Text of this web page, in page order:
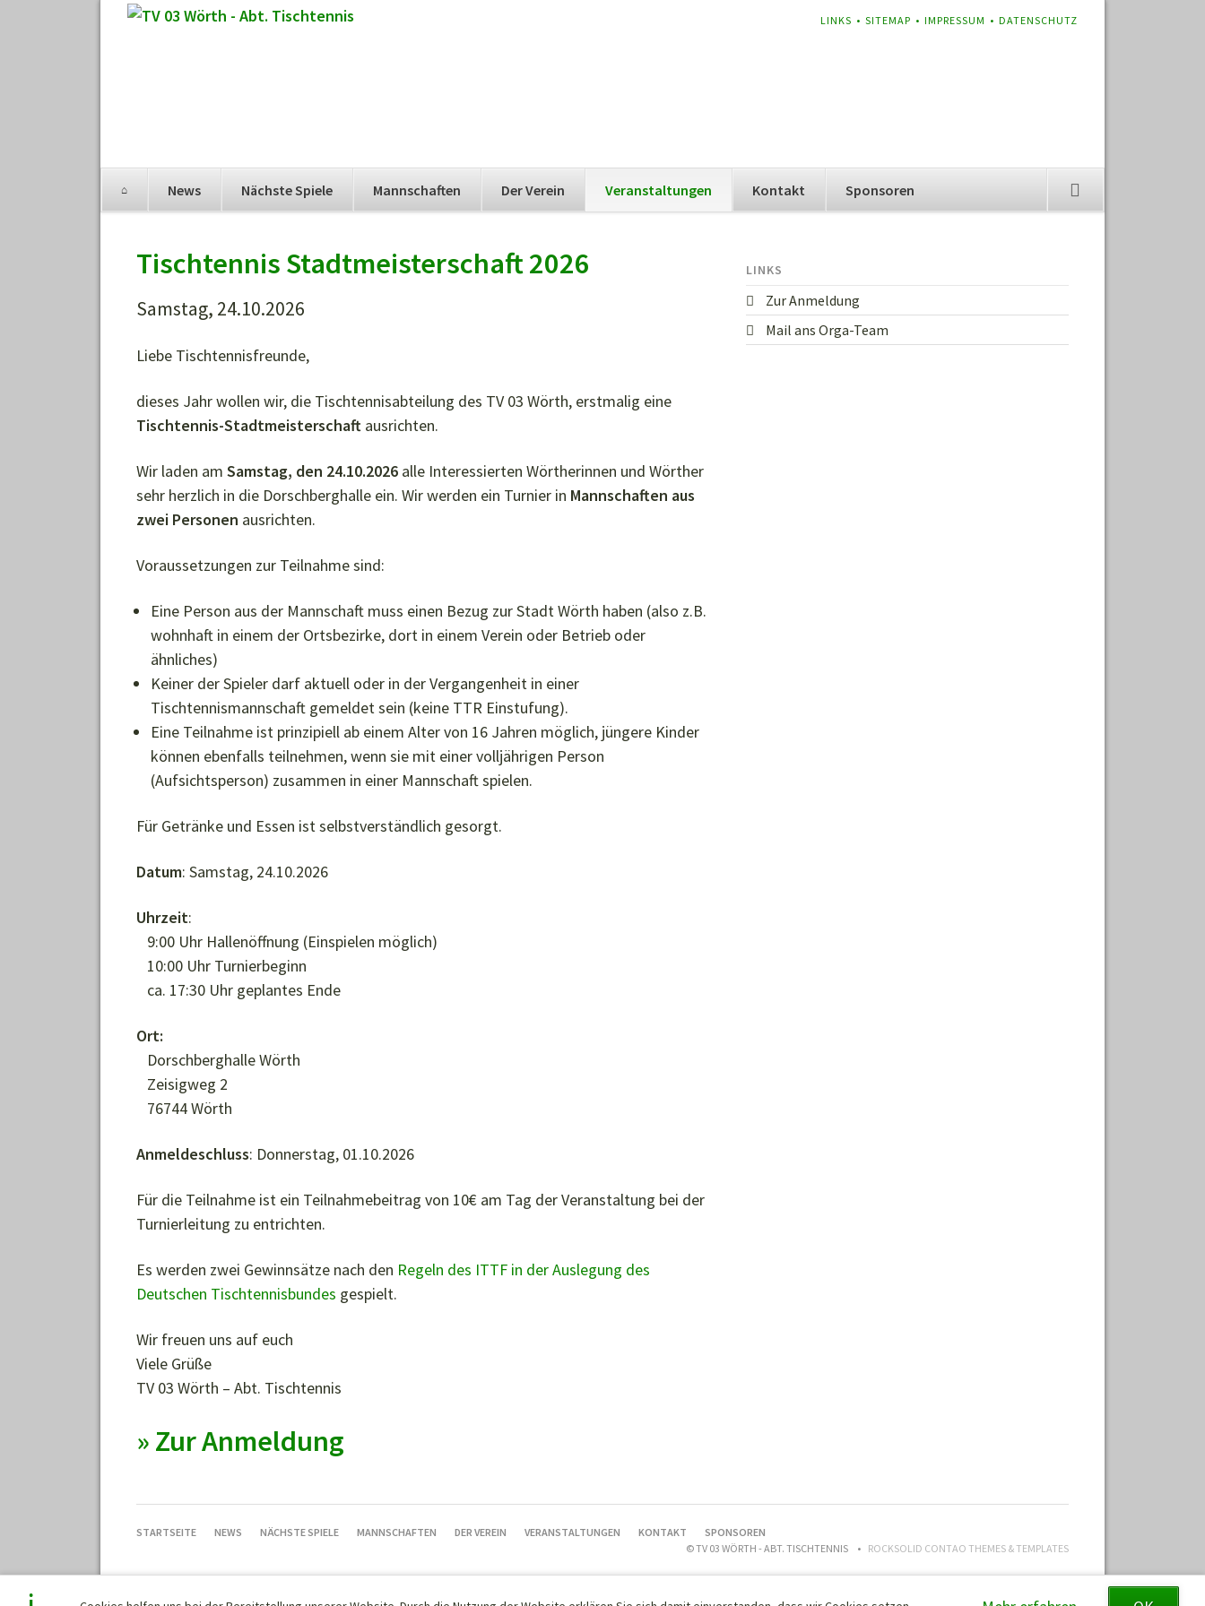
NAVIGATION
LINKS SITEMAP IMPRESSUM DATENSCHUTZ
Navigation
überspringen
News Nächste Spiele Mannschaften Der Verein Veranstaltungen Kontakt Sponsoren
Tischtennis Stadtmeisterschaft 2026
Samstag, 24.10.2026
Liebe Tischtennisfreunde,
dieses Jahr wollen wir, die Tischtennisabteilung des TV 03 Wörth, erstmalig eine
Tischtennis-Stadtmeisterschaft ausrichten.
Wir laden am Samstag, den 24.10.2026 alle Interessierten Wörtherinnen und Wörther
sehr herzlich in die Dorschberghalle ein. Wir werden ein Turnier in Mannschaften aus
zwei Personen ausrichten.
Voraussetzungen zur Teilnahme sind:
Eine Person aus der Mannschaft muss einen Bezug zur Stadt Wörth haben (also z.B.
wohnhaft in einem der Ortsbezirke, dort in einem Verein oder Betrieb oder
ähnliches)
Keiner der Spieler darf aktuell oder in der Vergangenheit in einer
Tischtennismannschaft gemeldet sein (keine TTR Einstufung).
Eine Teilnahme ist prinzipiell ab einem Alter von 16 Jahren möglich, jüngere Kinder
können ebenfalls teilnehmen, wenn sie mit einer volljährigen Person
(Aufsichtsperson) zusammen in einer Mannschaft spielen.
Für Getränke und Essen ist selbstverständlich gesorgt.
Datum: Samstag, 24.10.2026
Uhrzeit:
9:00 Uhr Hallenöffnung (Einspielen möglich)
10:00 Uhr Turnierbeginn
ca. 17:30 Uhr geplantes Ende
Ort:
Dorschberghalle Wörth
Zeisigweg 2
76744 Wörth
Anmeldeschluss: Donnerstag, 01.10.2026
Für die Teilnahme ist ein Teilnahmebeitrag von 10€ am Tag der Veranstaltung bei der
Turnierleitung zu entrichten.
Es werden zwei Gewinnsätze nach den Regeln des ITTF in der Auslegung des
Deutschen Tischtennisbundes gespielt.
Wir freuen uns auf euch
Viele Grüße
TV 03 Wörth – Abt. Tischtennis
» Zur Anmeldung
LINKS
Zur Anmeldung
Mail ans Orga-Team
NAVIGATION
STARTSEITE NEWS NÄCHSTE SPIELE MANNSCHAFTEN DER VEREIN VERANSTALTUNGEN KONTAKT
SPONSOREN
© TV 03 WÖRTH - ABT. TISCHTENNIS
ROCKSOLID CONTAO THEMES & TEMPLATES